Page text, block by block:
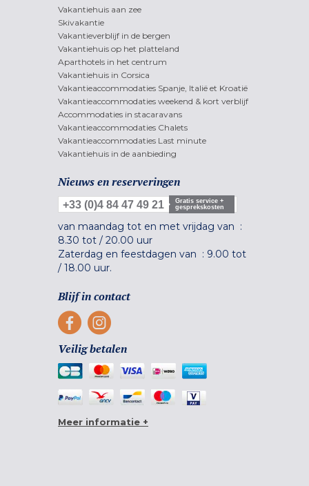
Vakantiehuis aan zee
Skivakantie
Vakantieverblijf in de bergen
Vakantiehuis op het platteland
Aparthotels in het centrum
Vakantiehuis in Corsica
Vakantieaccommodaties Spanje, Italië et Kroatië
Vakantieaccommodaties weekend & kort verblijf
Accommodaties in stacaravans
Vakantieaccommodaties Chalets
Vakantieaccommodaties Last minute
Vakantiehuis in de aanbieding
Nieuws en reserveringen
+33 (0)4 84 47 49 21
Gratis service +
gesprekskosten
van maandag tot en met vrijdag van :
8.30 tot / 20.00 uur
Zaterdag en feestdagen van : 9.00 tot
/ 18.00 uur.
Blijf in contact
Veilig betalen
Meer informatie +